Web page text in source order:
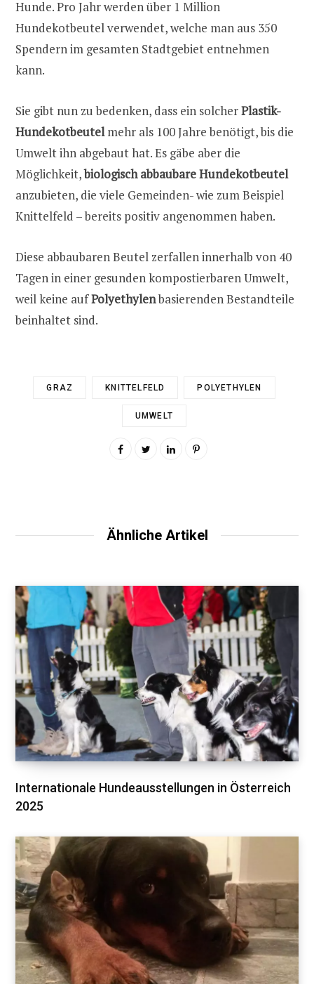
Hunde. Pro Jahr werden über 1 Million
Hundekotbeutel verwendet, welche man aus 350
Spendern im gesamten Stadtgebiet entnehmen
kann.
Sie gibt nun zu bedenken, dass ein solcherPlastik-
Hundekotbeutelmehr als 100 Jahre benötigt, bis die
Umwelt ihn abgebaut hat. Es gäbe aber die
Möglichkeit,biologisch abbaubare Hundekotbeutel
anzubieten, die viele Gemeinden- wie zum Beispiel
Knittelfeld – bereits positiv angenommen haben.
Diese abbaubaren Beutel zerfallen innerhalb von 40
Tagen in einer gesunden kompostierbaren Umwelt,
weil keine aufPolyethylenbasierenden Bestandteile
beinhaltet sind.
GRAZ KNITTELFELD POLYETHYLEN
UMWELT
Ähnliche Artikel
Internationale Hundeausstellungen in Österreich
2025